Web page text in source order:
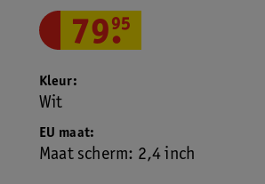
79.
95
EU maat
Maat scherm: 2,4 inch
Kleur
Wit